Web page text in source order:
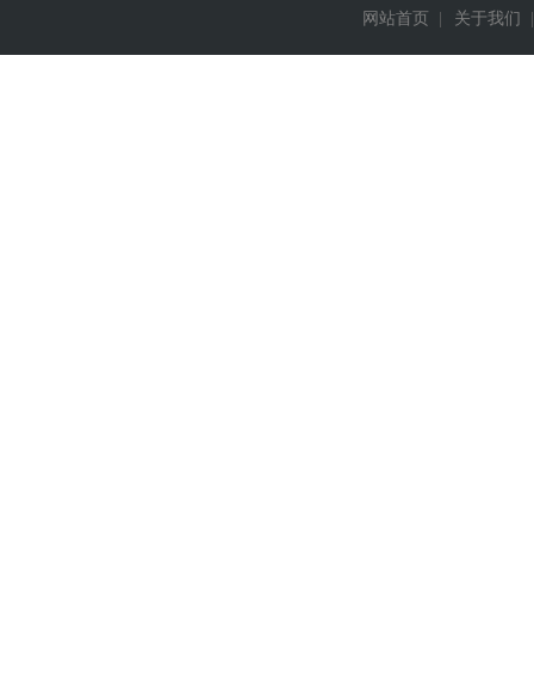
网站首页 关于我们